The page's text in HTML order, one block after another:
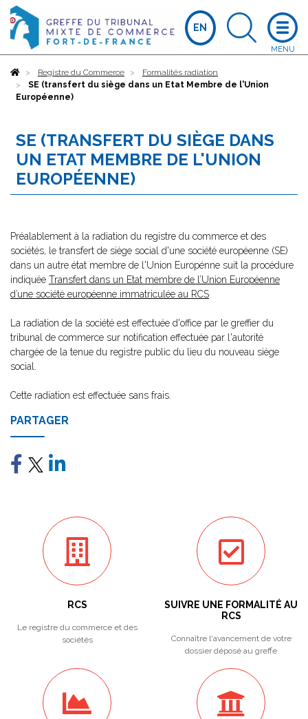
EN
AccueilRegistre du Commerce
Formalités radiation
SE (transfert du siège dans un Etat Membre de l'Union
Européenne)
SE (TRANSFERT DU SIÈGE DANS
UN ETAT MEMBRE DE L'UNION
EUROPÉENNE)
Préalablement à la radiation du registre du commerce et des
sociétés, le transfert de siège social d'une société européenne (SE)
dans un autre état membre de l'Union Europénne suit la procédure
indiquée Transfert dans un Etat membre de l’Union Européenne
d’une société européenne immatriculée au RCS
La radiation de la société est effectuée d'office par le greffier du
tribunal de commerce sur notification effectuée par l'autorité
chargée de la tenue du registre public du lieu du nouveau siège
social.
Cette radiation est effectuée sans frais.
PARTAGER
RCS
Le registre du commerce et des
sociétés
SUIVRE UNE FORMALITÉ AU
RCS
Connaître l'avancement de votre
dossier déposé au greffe